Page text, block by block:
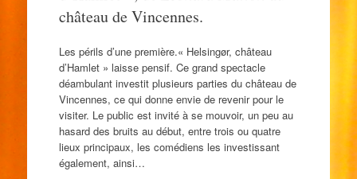
château de Vincennes.
Les périls d’une première.« Helsingør, château
d’Hamlet » laisse pensif. Ce grand spectacle
déambulant investit plusieurs parties du château de
Vincennes, ce qui donne envie de revenir pour le
visiter. Le public est invité à se mouvoir, un peu au
hasard des bruits au début, entre trois ou quatre
lieux principaux, les comédiens les investissant
également, ainsi…